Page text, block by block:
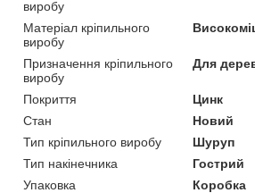
виробу
Матеріал кріпильного
виробу
Призначення кріпильного
виробу
Для
Покриття
Цинк
Стан
Новий
Тип кріпильного виробу
Шуруп
Тип накінечника
Гострий
Упаковка
Коробка